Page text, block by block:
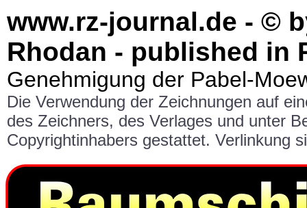
www.rz-journal.de - © b
Rhodan - published in
Genehmigung der Pabel-
Die Verwendung der Zeichnungen auf
des Zeichners, des Verlages und unter
Copyrightinhabers gestattet. Verlinkung